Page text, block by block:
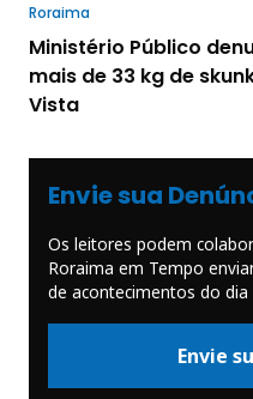
Roraima
Ministério Público
mais de 33 kg de
Vista
Envie sua
Os leitores podem
Roraima em Tempo
de acontecimentos do dia
Envie